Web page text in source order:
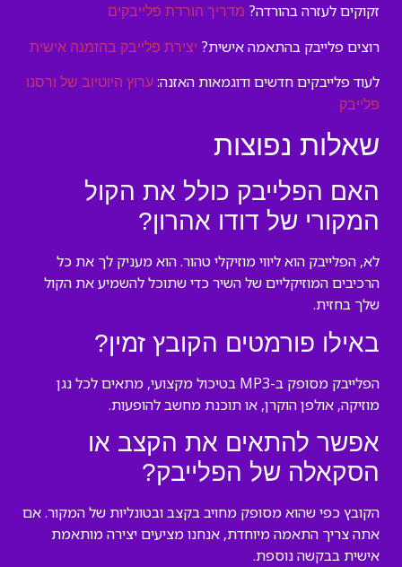
זקוקים לעזרה בהורדה? מדריך הורדת פלייבקים
רוצים פלייבק בהתאמה אישית? יצירת פלייבק בהזמנה אישית
לעוד פלייבקים חדשים ודוגמאות האזנה: ערוץ היוטיוב של ורסנו
פלייבק
שאלות נפוצות
האם הפלייבק כולל את הקול
המקורי של דודו אהרון?
לא, הפלייבק הוא ליווי מוזיקלי טהור. הוא מעניק לך את כל
הרכיבים המוזיקליים של השיר כדי שתוכל להשמיע את הקול
שלך בחזית.
באילו פורמטים הקובץ זמין?
הפלייבק מסופק ב-MP3 בטיכול מקצועי, מתאים לכל נגן
מוזיקה, אולפן הוקרן, או תוכנת מחשב להופעות.
אפשר להתאים את הקצב או
הסקאלה של הפלייבק?
הקובץ כפי שהוא מסופק מחויב בקצב ובטונליות של המקור. אם
אתה צריך התאמה מיוחדת, אנחנו מציעים יצירה מותאמת
אישית בבקשה נוספת.